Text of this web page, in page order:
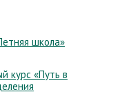
школа»
курс «Путь в